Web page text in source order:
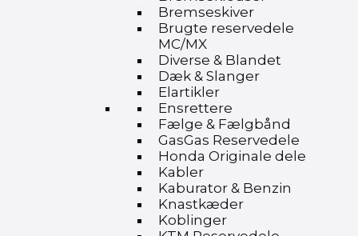
Bremseskiver
Brugte reservedele
MC/MX
Diverse & Blandet
Dæk & Slanger
Elartikler
Ensrettere
Fælge & Fælgbånd
GasGas Reservedele
Honda Originale dele
Kabler
Kaburator & Benzin
Knastkæder
Koblinger